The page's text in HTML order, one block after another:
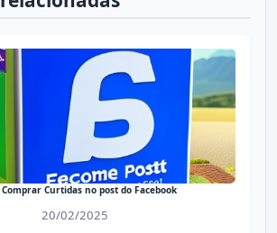
Comprar Curtidas no post do Facebook
20/02/2025